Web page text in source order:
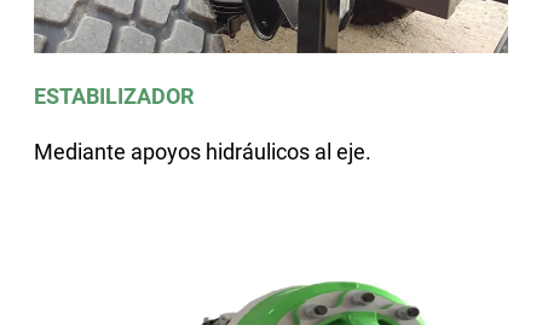
ESTABILIZADOR
Mediante apoyos hidráulicos al eje.